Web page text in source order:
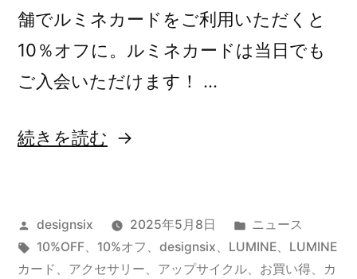
舗でルミネカードをご利用いただくと
10％オフに。ルミネカードは当日でも
ご入会いただけます！ …
“【新
ミ
ネ
続きを読む
投
稿
者:
designsix 2025年5月8日
カ
テ
ゴ
ニュース
タ
グ:
10%OFF、 10%オフ 、 designsix、 LUMINE、 LUMINE
カード 、 アクセサリー、 アップサイクル、 お買い得、
カ